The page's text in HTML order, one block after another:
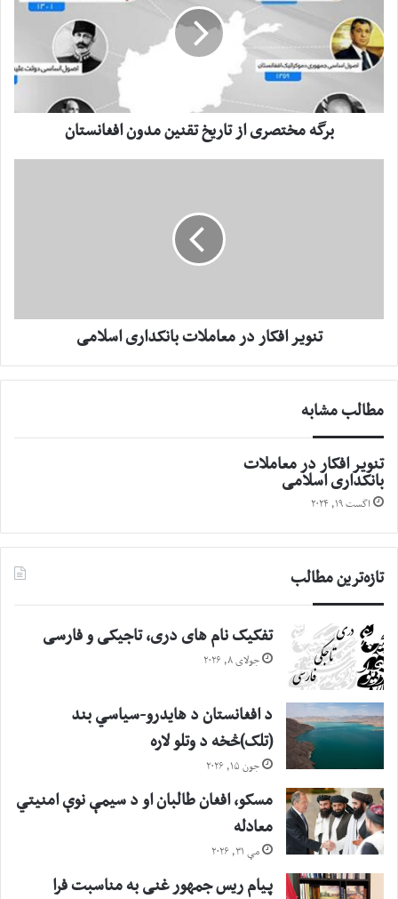
تاریخ
تقنین
افغانستان
برگه مختصری از تاریخ تقنین مدون افغانستان
تنویر افکار در معاملات بانکداری اسلامی
مطالب مشابه
تنویر افکار در معاملات
بانکداری اسلامی
اگست ۱۹, ۲۰۲۴
تازه‌ترین مطالب
تفکیک نام های دری، تاجیکی و فارسی
جولای ۸, ۲۰۲۶
د افغانستان د هایدرو-سیاسي بند
(تلک)څخه د وتلو لاره
جون ۱۵, ۲۰۲۶
مسکو، افغان طالبان او د سیمې نوې امنیتي
معادله
مې ۳۱, ۲۰۲۶
پیام ریس جمهور غنی به مناسبت فرا